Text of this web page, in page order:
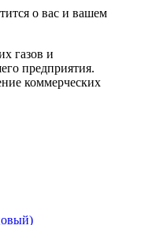
о вас и вашем
газов и
предприятия.
коммерческих